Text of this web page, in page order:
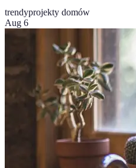
trendyprojekty domów
Aug 6